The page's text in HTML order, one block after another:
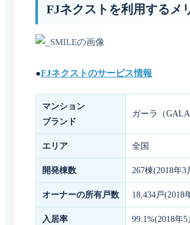
FJネクストを利用するメ
●FJネクストのサービス情報
マンション
ブランド
ガーラ（
エリア 全国
開発棟数 267棟(2018年3
オーナーの所有戸数 18,434戸(2018
入居率 99.1%(2018年